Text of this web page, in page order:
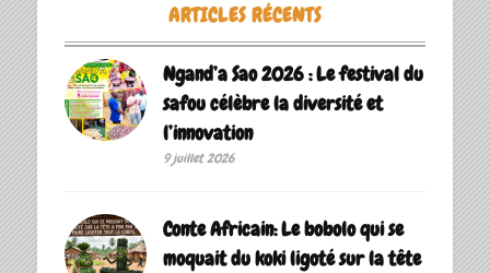
ARTICLES RÉCENTS
Ngand’a Sao 2026 : Le festival du
safou célèbre la diversité et
l’innovation
9 juillet 2026
Conte Africain: Le bobolo qui se
moquait du koki ligoté sur la tête